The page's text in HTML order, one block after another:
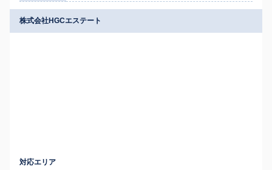
株式会社HGCエステート
対応エリア